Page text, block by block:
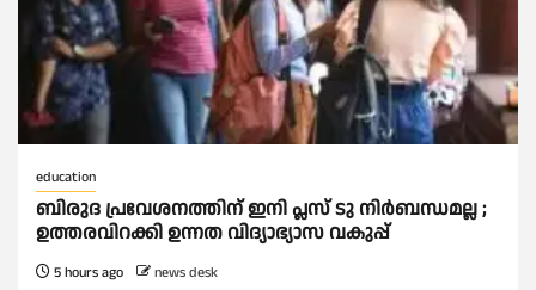
education
ബിരുദ പ്രവേശനത്തിന് ഇനി പ്ലസ് ടു നിര്‍ബന്ധമല്ല ;
ഉത്തരവിറക്കി ഉന്നത വിദ്യാഭ്യാസ വകുപ്പ്
5 hours ago news desk